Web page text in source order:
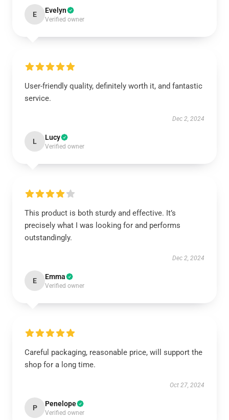
E Evelyn
Verified owner
User-friendly quality, definitely worth it, and fantastic
service.
Dec 2, 2024
L Lucy
Verified owner
This product is both sturdy and effective. It’s
precisely what I was looking for and performs
outstandingly.
Dec 2, 2024
E Emma
Verified owner
Careful packaging, reasonable price, will support the
shop for a long time.
Oct 27, 2024
P Penelope
Verified owner